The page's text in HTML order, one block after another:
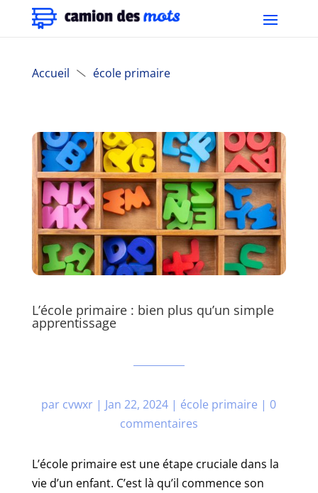
Accueil  école primaire
L’école primaire : bien plus qu’un simple
apprentissage
par cvwxr | Jan 22, 2024 | école primaire | 0
commentaires
L’école primaire est une étape cruciale dans la
vie d’un enfant. C’est là qu’il commence son